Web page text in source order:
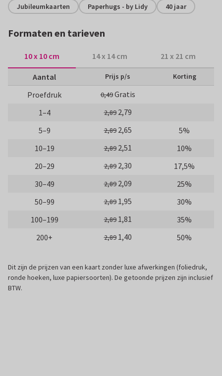
Jubileumkaarten Paperhugs - by Lidy 40 jaar
Formaten en tarieven
10 x 10 cm 14 x 14 cm 21 x 21 cm
Aantal Prijs p/s Korting
Proefdruk 0,49Gratis
1–4
2,89 2,79
5–9
2,89 2,65
5%
10–19
2,89 2,51
10%
20–29
2,89 2,30
17,5%
30–49
2,89 2,09
25%
50–99
2,89 1,95
30%
100–199
2,89 1,81
35%
200+
2,89 1,40 50%
Dit zijn de prijzen van een kaart zonder luxe afwerkingen (foliedruk,
ronde hoeken, luxe papiersoorten). De getoonde prijzen zijn inclusief
BTW.